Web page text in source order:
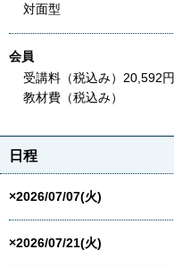
対面型
会員
受講料（税込み）20,592円
教材費（税込み）
日程
×2026/07/07(火)
×2026/07/21(火)